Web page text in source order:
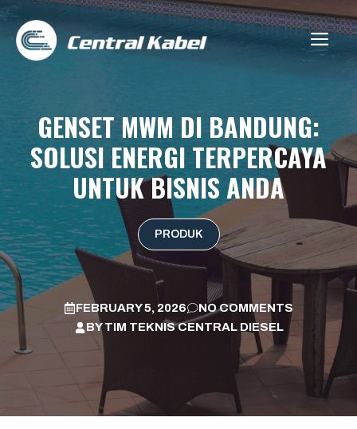
Skip
content
GENSET MWM DI BANDUNG:
SOLUSI ENERGI TERPERCAYA
UNTUK BISNIS ANDA
PRODUK
FEBRUARY 5, 2026
NO COMMENTS
BYTIM TEKNIS CENTRAL DIESEL